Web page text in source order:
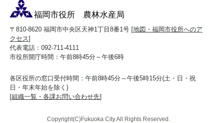
福岡市役所 農林水産局
〒810-8620 福岡市中央区天神1丁目8番1号 [地図・福岡市役所へのア
クセス]
代表電話：092-711-4111
市役所開庁時間：午前8時45分～午後6時
各区役所の窓口受付時間：午前8時45分～午後5時15分(土・日・祝
日・年末年始を除く)
[組織一覧・各課お問い合わせ先]
Copyright(C)Fukuoka City.All Rights Reserved.